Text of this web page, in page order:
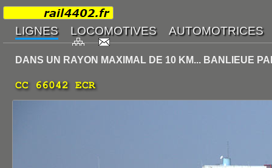
DANS UN RAYON MAXIMAL DE 10 KM... BANLIEUE
CC 66042 ECR